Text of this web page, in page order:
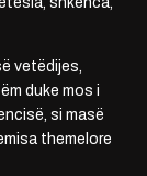
vetëdijes,
duke mos i
si masë
themelore